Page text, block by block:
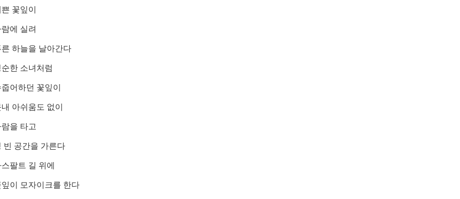
꽃잎이
에 실려
른 하늘을 날아간다
한 소녀처럼
어하던 꽃잎이
아쉬움도 없이
을 타고
빈 공간을 가른다
팔트 길 위에
잎이 모자이크를 한다